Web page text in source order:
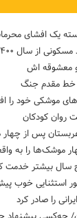
یک افشای
سال ۱۴۰۰ تا ۱۴۰۵
و معشوقه اش
خط مقدم جنگ
های موشکی خود را
روان کودکان
پس از
موشک‌ها را به
سال بیشتر خدمت
استثنایی خوب
را صادر کرد